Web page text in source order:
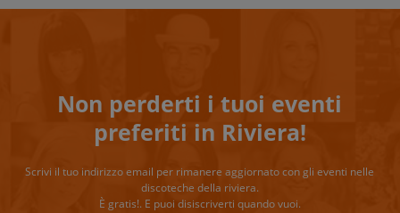
Non perderti i tuoi eventi
preferiti in Riviera!
Scrivi il tuo indirizzo email per rimanere aggiornato con gli eventi nelle
discoteche della riviera.
È gratis!. E puoi disiscriverti quando vuoi.